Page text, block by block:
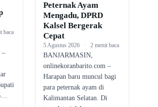
baca
–
Peternak Ayam
Mengadu, DPRD
Kalsel Bergerak
Cepat
5 Agustus 2026 · 2 menit baca
BANJARMASIN,
onlinekoranbarito.com –
Harapan baru muncul bagi
para peternak ayam di
Kalimantan Selatan. Di